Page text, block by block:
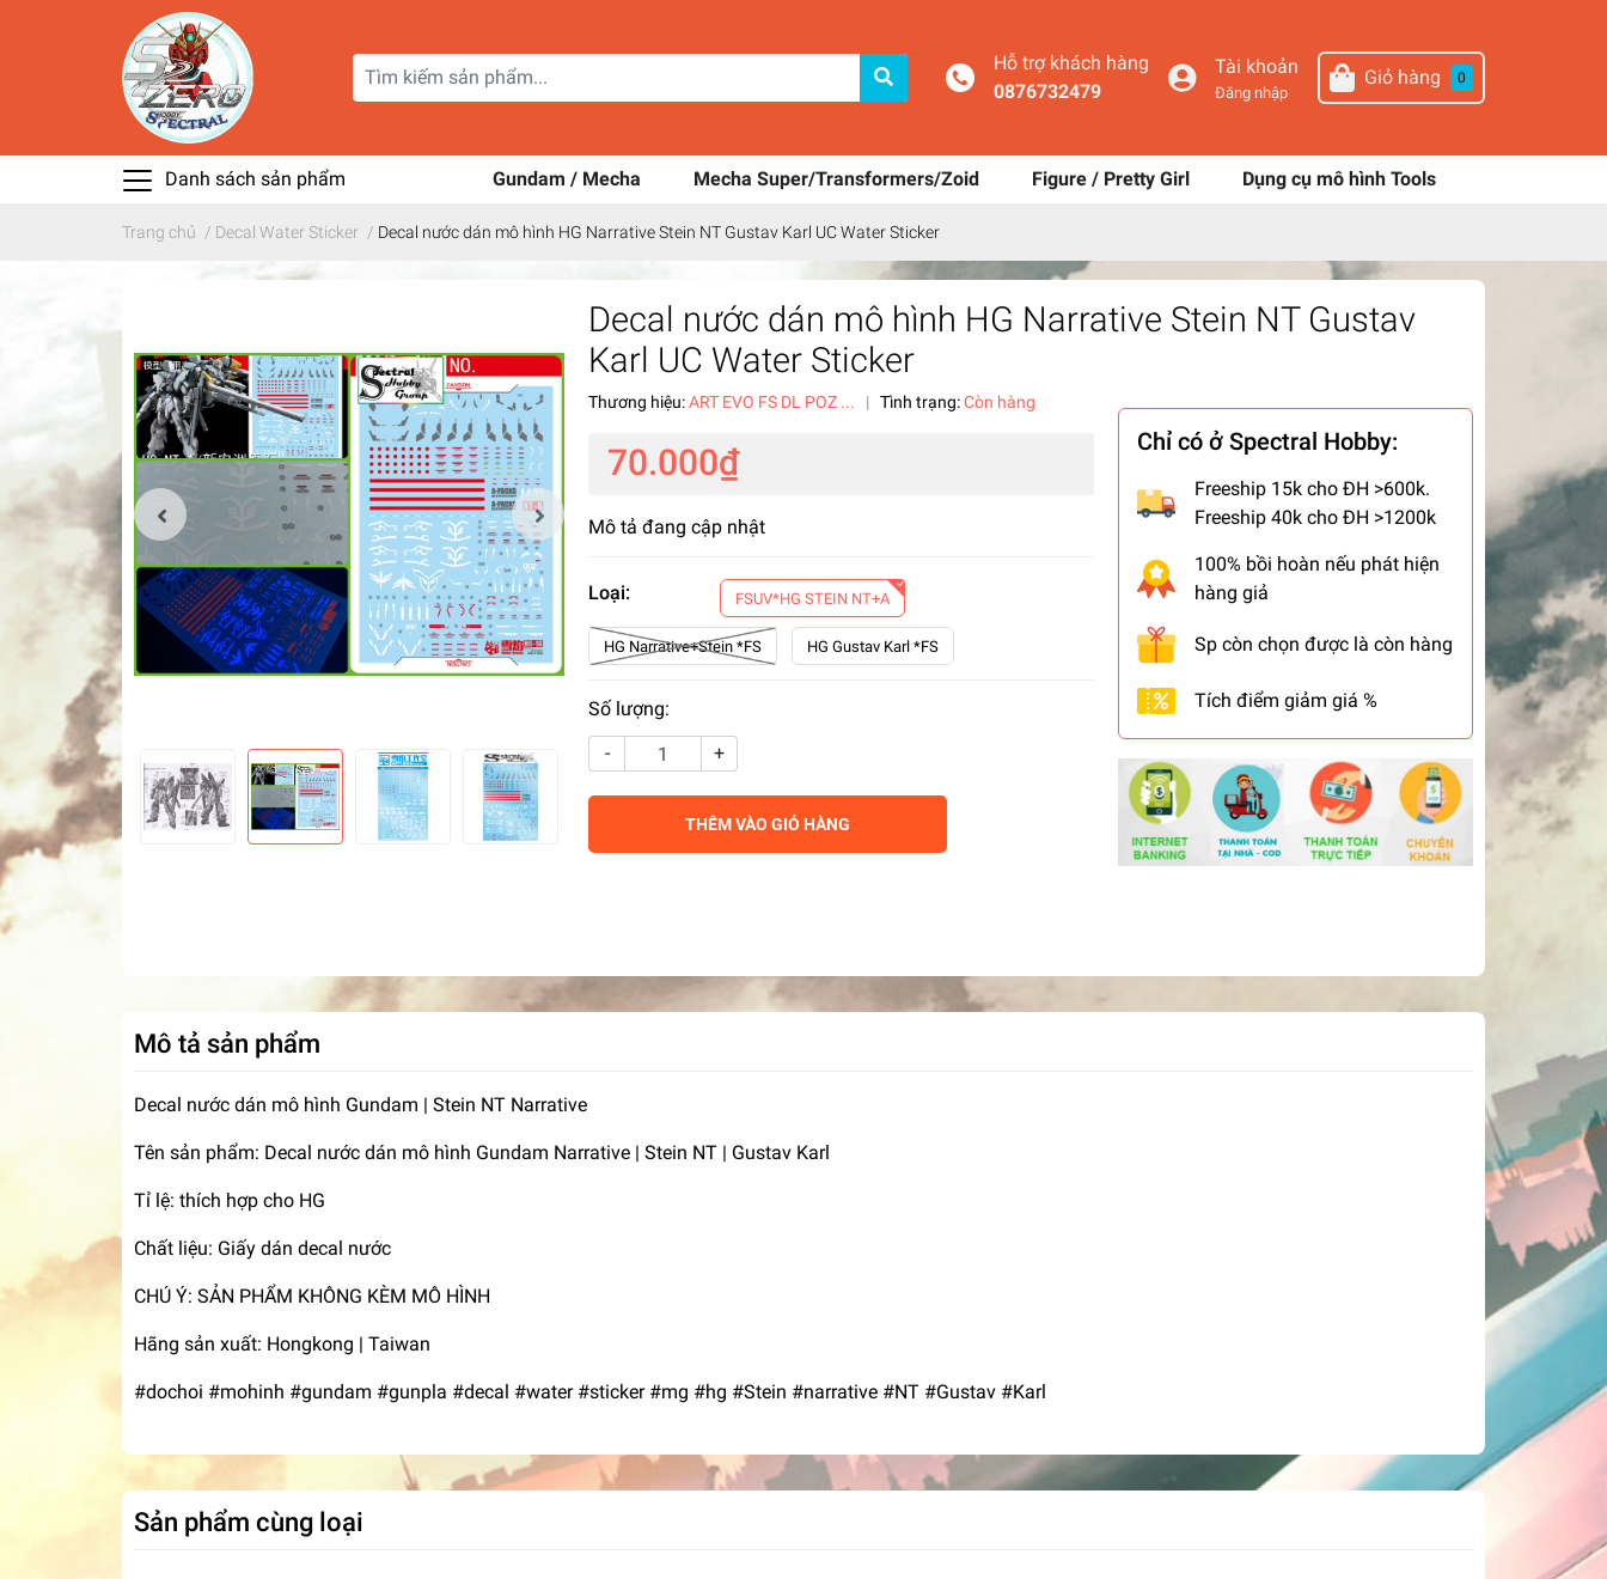
Hỗ trợ khách hàng
0876732479
Tài khoản
Đăng nhập
Giỏ hàng 0
Danh sách sản phẩm Gundam / Mecha Mecha Super/Transformers/Zoid Figure / Pretty Girl Dụng cụ mô hình Tools
Trang chủ / Decal Water Sticker / Decal nước dán mô hình HG Narrative Stein NT Gustav Karl UC Water Sticker
Decal nước dán mô hình HG Narrative Stein NT Gustav
Karl UC Water Sticker
Thương hiệu:ART EVO FS DL POZ ... | Tình trạng:Còn hàng
70.000₫
Mô tả đang cập nhật
Loại: FSUV*HG STEIN NT+A
HG Narrative+Stein *FS HG Gustav Karl *FS
Số lượng:
-
+
THÊM VÀO GIỎ HÀNG
Chỉ có ở Spectral Hobby:
Freeship 15k cho ĐH >600k.
Freeship 40k cho ĐH >1200k
100% bồi hoàn nếu phát hiện
hàng giả
Sp còn chọn được là còn hàng
Tích điểm giảm giá %
Mô tả sản phẩm
Decal nước dán mô hình Gundam | Stein NT Narrative
Tên sản phẩm: Decal nước dán mô hình Gundam Narrative | Stein NT | Gustav Karl
Tỉ lệ: thích hợp cho HG
Chất liệu: Giấy dán decal nước
CHÚ Ý: SẢN PHẨM KHÔNG KÈM MÔ HÌNH
Hãng sản xuất: Hongkong | Taiwan
#dochoi #mohinh #gundam #gunpla #decal #water #sticker #mg #hg #Stein #narrative #NT #Gustav #Karl
Sản phẩm cùng loại